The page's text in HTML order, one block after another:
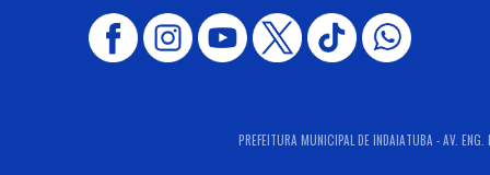
PREFEITURA MUNICIPAL DE INDAIATUBA - AV.